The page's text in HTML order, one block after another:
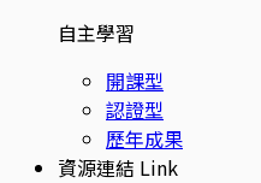
自主學習
開課型
認證型
歷年成果
資源連結 Link